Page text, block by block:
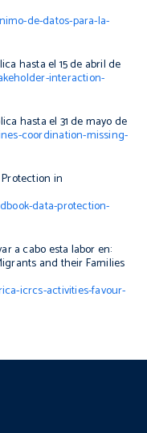
de-datos-para-la-
hasta el 15 de abril de
interaction-
hasta el 31 de mayo de
coordination-missing-
in
data-protection-
a cabo esta labor en:
and their Families
icrcs-activities-favour-